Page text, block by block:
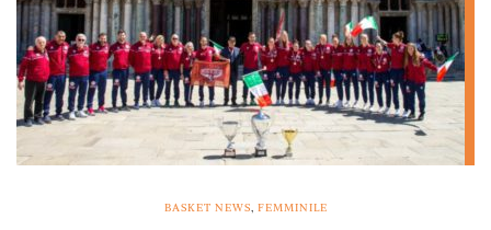
BASKET NEWS, FEMMINILE